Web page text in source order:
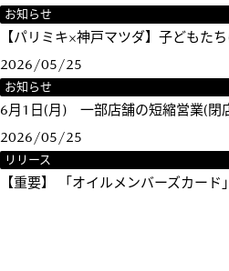
お知らせ
【パリミキ×神戸マツダ】子どもた
2026/05/25
お知らせ
6月1日(月) 一部店舗の短縮営業(閉
2026/05/25
リリース
【重要】 「オイルメンバーズカー